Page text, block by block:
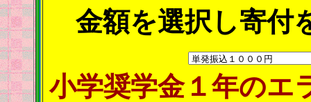
金額を選択し寄付
小学奨学金１年のエ